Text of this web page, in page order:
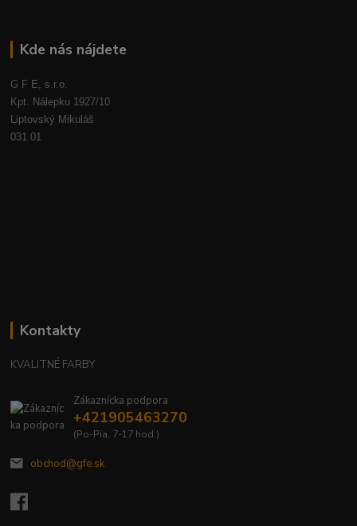
Kde nás nájdete
G F E, s.r.o.
Kpt. Nálepku 1927/10
Liptovský Mikuláš
031 01
Kontakty
KVALITNÉ FARBY
Zákaznícka podpora
+421905463270
(Po-Pia, 7-17 hod.)
obchod@gfe.sk